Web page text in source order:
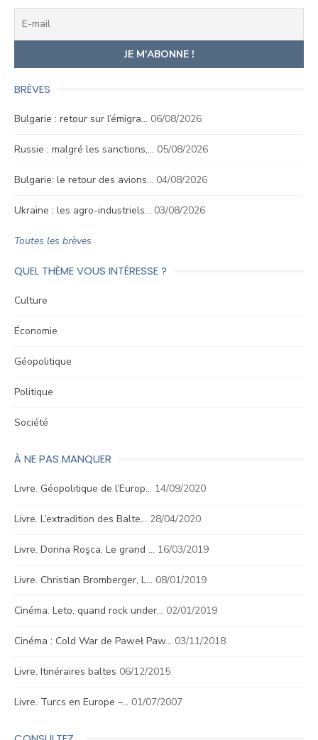
BRÈVES
Bulgarie : retour sur l’émigra… 06/08/2026
Russie : malgré les sanctions,… 05/08/2026
Bulgarie: le retour des avions… 04/08/2026
Ukraine : les agro-industriels… 03/08/2026
Toutes les brèves
QUEL THÈME VOUS INTÉRESSE ?
Culture
Économie
Géopolitique
Politique
Société
À NE PAS MANQUER
Livre. Géopolitique de l’Europ… 14/09/2020
Livre. L’extradition des Balte… 28/04/2020
Livre. Dorina Roşca, Le grand … 16/03/2019
Livre. Christian Bromberger, L… 08/01/2019
Cinéma. Leto, quand rock under… 02/01/2019
Cinéma : Cold War de Paweł Paw… 03/11/2018
Livre. Itinéraires baltes 06/12/2015
Livre. Turcs en Europe –… 01/07/2007